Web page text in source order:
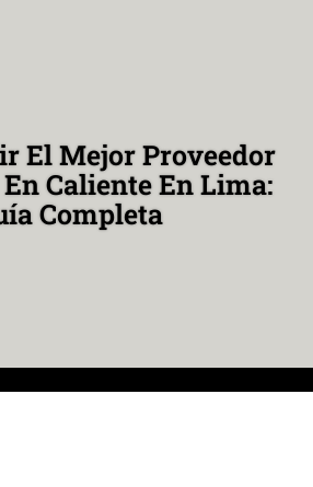
El Mejor Proveedor
Caliente En Lima:
Completa